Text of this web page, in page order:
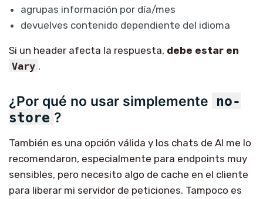
agrupas información por día/mes
devuelves contenido dependiente del idioma
Si un header afecta la respuesta, debe estar en
Vary .
¿Por qué no usar simplemente
no-
store ?
También es una opción válida y los chats de AI me lo
recomendaron, especialmente para endpoints muy
sensibles, pero necesito algo de cache en el cliente
para liberar mi servidor de peticiones. Tampoco es